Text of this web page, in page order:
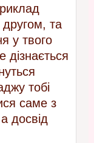
другом, та
у твого
дізнається
тобі
саме з
досвід